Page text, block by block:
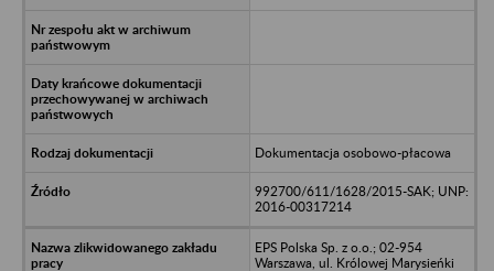
Dokumentacja osobowo-płacowa
992700/611/1628/2015-SAK; UNP:
2016-00317214
EPS Polska Sp. z o.o.; 02-954
Warszawa, ul. Królowej Marysieńki